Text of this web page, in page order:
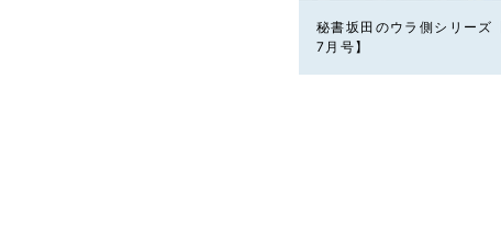
秘書坂田のウラ側シリーズ
7月号】